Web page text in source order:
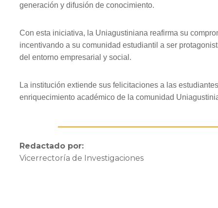
generación y difusión de conocimiento.
Con esta iniciativa, la Uniagustiniana reafirma su
incentivando a su comunidad estudiantil a ser
del entorno empresarial y social.
La institución extiende sus felicitaciones a las
enriquecimiento académico de la comunidad
Redactado por:
Vicerrectoría de Investigaciones